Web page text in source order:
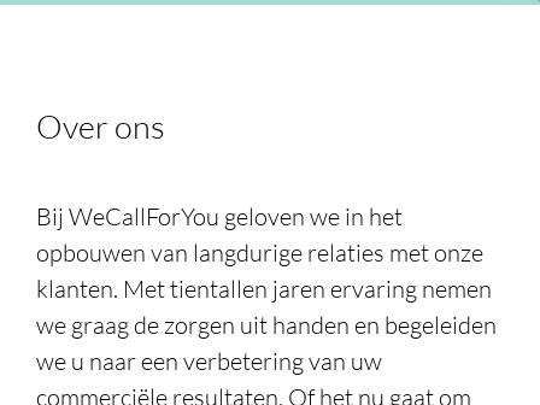
Over ons
Bij WeCallForYou geloven we in het
opbouwen van langdurige relaties met onze
klanten. Met tientallen jaren ervaring nemen
we graag de zorgen uit handen en begeleiden
we u naar een verbetering van uw
commerciële resultaten. Of het nu gaat om